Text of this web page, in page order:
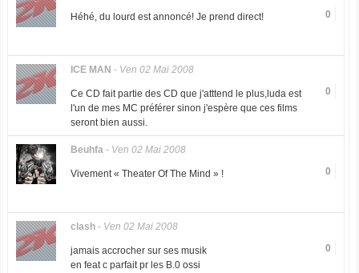
0
Héhé, du lourd est annoncé! Je prend direct!
ICE MAN - Ven 02 Mai 2008
0
Ce CD fait partie des CD que j'atttend le plus,luda est
l'un de mes MC préférer sinon j'espère que ces films
seront bien aussi.
Beuhfa- Ven 02 Mai 2008
0
Vivement « Theater Of The Mind » !
clash- Ven 02 Mai 2008
0
jamais accrocher sur ses musik
en feat c parfait pr les B.0 ossi